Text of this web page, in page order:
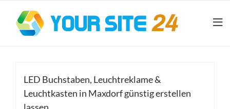
LED Buchstaben, Leuchtreklame &
Leuchtkasten in Maxdorf günstig erstellen